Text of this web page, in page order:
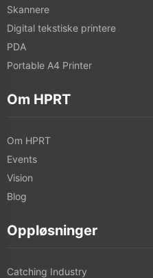
Skannere
Digital tekstiske printere
PDA
Portable A4 Printer
Om HPRT
Om HPRT
Events
Vision
Blog
Oppløsninger
Catching Industry